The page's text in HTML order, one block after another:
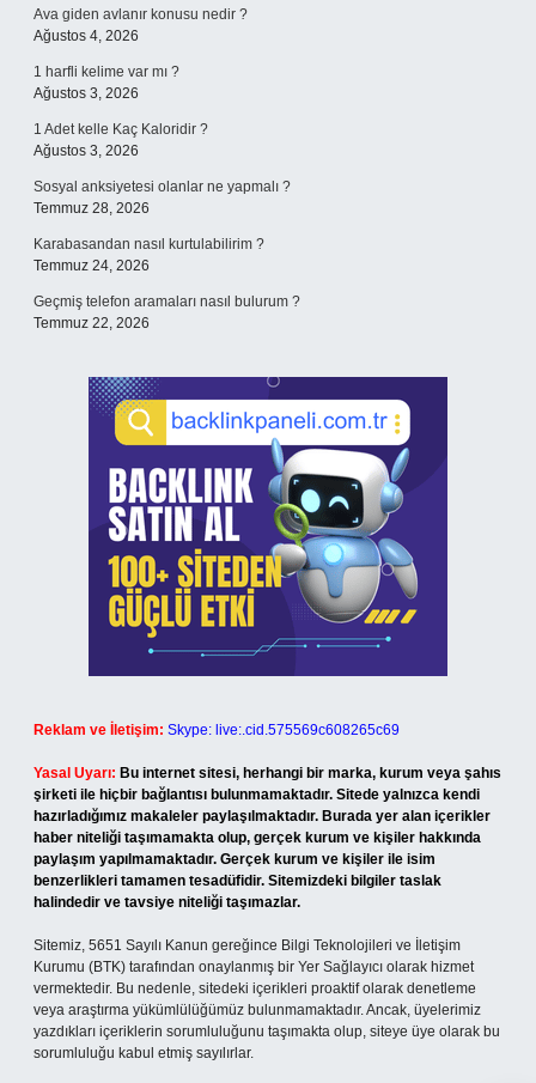
Ava giden avlanır konusu nedir ?
Ağustos 4, 2026
1 harfli kelime var mı ?
Ağustos 3, 2026
1 Adet kelle Kaç Kaloridir ?
Ağustos 3, 2026
Sosyal anksiyetesi olanlar ne yapmalı ?
Temmuz 28, 2026
Karabasandan nasıl kurtulabilirim ?
Temmuz 24, 2026
Geçmiş telefon aramaları nasıl bulurum ?
Temmuz 22, 2026
Reklam ve İletişim: Skype: live:.cid.575569c608265c69
Yasal Uyarı: Bu internet sitesi, herhangi bir marka, kurum veya şahıs
şirketi ile hiçbir bağlantısı bulunmamaktadır. Sitede yalnızca kendi
hazırladığımız makaleler paylaşılmaktadır. Burada yer alan içerikler
haber niteliği taşımamakta olup, gerçek kurum ve kişiler hakkında
paylaşım yapılmamaktadır. Gerçek kurum ve kişiler ile isim
benzerlikleri tamamen tesadüfidir. Sitemizdeki bilgiler taslak
halindedir ve tavsiye niteliği taşımazlar.
Sitemiz, 5651 Sayılı Kanun gereğince Bilgi Teknolojileri ve İletişim
Kurumu (BTK) tarafından onaylanmış bir Yer Sağlayıcı olarak hizmet
vermektedir. Bu nedenle, sitedeki içerikleri proaktif olarak denetleme
veya araştırma yükümlülüğümüz bulunmamaktadır. Ancak, üyelerimiz
yazdıkları içeriklerin sorumluluğunu taşımakta olup, siteye üye olarak bu
sorumluluğu kabul etmiş sayılırlar.